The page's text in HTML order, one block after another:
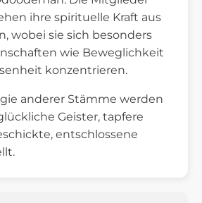
ihre spirituelle Kraft aus
wobei sie sich besonders
wie Beweglichkeit
konzentrieren.
anderer Stämme werden
Geister, tapfere
entschlossene